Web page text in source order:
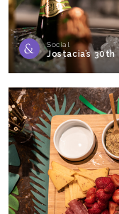
Social
Jostacia’s 30th